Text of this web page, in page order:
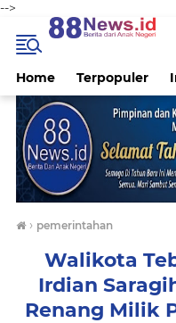
-->
Home Terpopuler
› pemerintahan
Walikota
Irdian
Renang Milik